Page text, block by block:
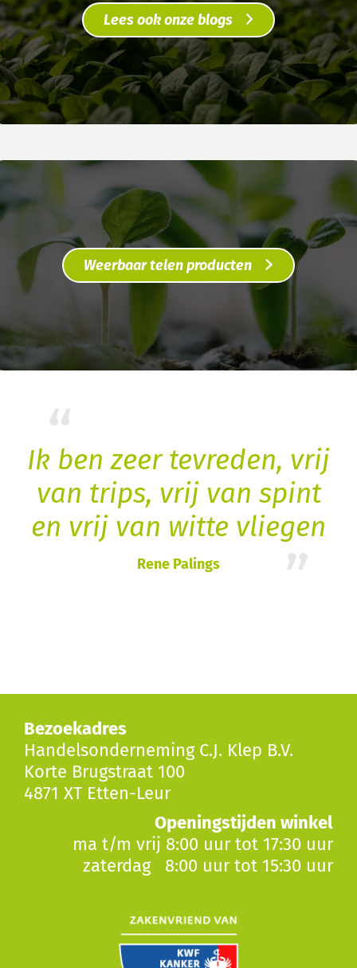
Lees ook onze blogs
Weerbaar telen producten
Ik ben zeer tevreden, vrij
van trips, vrij van spint
en vrij van witte vliegen
Rene Palings
“
”
Bezoekadres
Handelsonderneming C.J. Klep B.V.
Korte Brugstraat 100
4871 XT Etten-Leur
Openingstijden winkel
ma t/m vrij 8:00 uur tot 17:30 uur
zaterdag 8:00 uur tot 15:30 uur